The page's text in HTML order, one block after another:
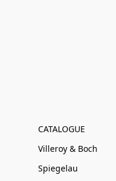
CATALOGUE
Villeroy & Boch
Spiegelau